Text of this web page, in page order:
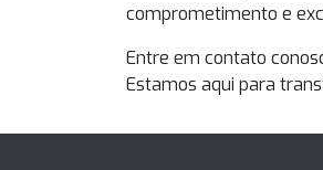
comprometimento e
Entre em contato
Estamos aqui para